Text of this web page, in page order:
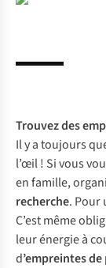
Trouvez des
Il y a toujours
l’œil ! Si vous
en famille,
recherche. Pour
C’est même
leur énergie à
d’empreintes